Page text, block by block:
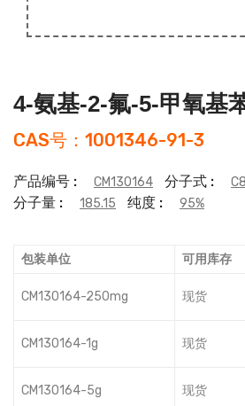
4-氨基-2-氟-5-甲氧基
CAS号：1001346-91-3
产品编号 : CM130164 分子式 :
分子量 : 185.15 纯度 : 95%
包装单位 可用库存
CM130164-250mg 现货
CM130164-1g 现货
CM130164-5g 现货